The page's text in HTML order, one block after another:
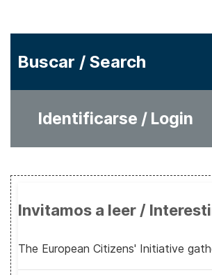
Buscar / Search
Identificarse / Login
Invitamos a leer /
The European Citizens' Initiative